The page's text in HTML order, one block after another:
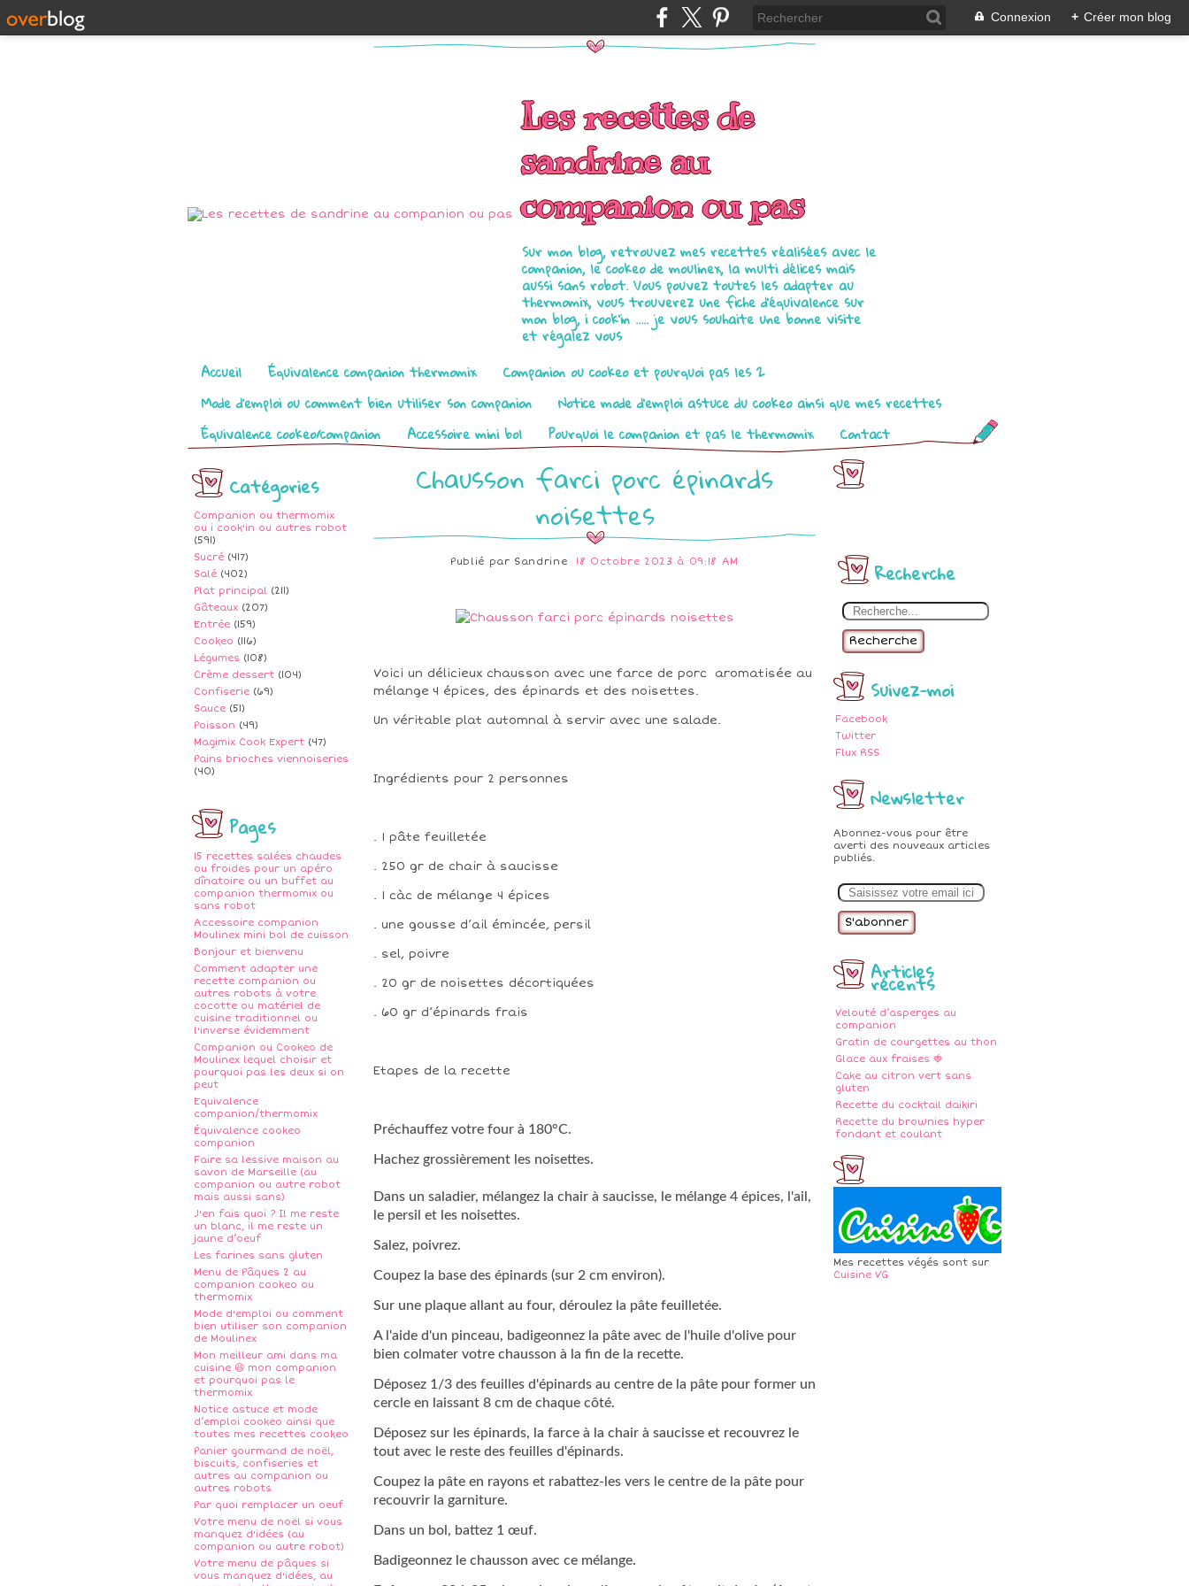
Connexion + Créer mon blog
Les recettes de
sandrine au
companion ou pas
Sur mon blog, retrouvez mes recettes réalisées avec le
companion, le cookeo de moulinex, la multi délices mais
aussi sans robot. Vous pouvez toutes les adapter au
thermomix, vous trouverez une fiche d'équivalence sur
mon blog, i cook'in ..... je vous souhaite une bonne visite
et régalez vous
Pages
Accueil Équivalence companion thermomix
Companion ou cookeo et pourquoi pas les 2
Mode d’emploi ou comment bien utiliser son companion
Notice mode d’emploi astuce du cookeo ainsi que mes recettes
Équivalence cookeo/companion
Accessoire mini bol Pourquoi le companion et pas le thermomix Contact
Catégories
Companion ou thermomix
ou i cook'in ou autres robot
(591)
Sucré (417)
Salé (402)
Plat principal (211)
Gâteaux (207)
Entrée (159)
Cookeo (116)
Légumes (108)
Crème dessert (104)
Confiserie (69)
Sauce (51)
Poisson (49)
Magimix Cook Expert (47)
Pains brioches viennoiseries
(40)
Pages
15 recettes salées chaudes
ou froides pour un apéro
dînatoire ou un buffet au
companion thermomix ou
sans robot
Accessoire companion
Moulinex mini bol de cuisson
Bonjour et bienvenu
Comment adapter une
recette companion ou
autres robots à votre
cocotte ou matériel de
cuisine traditionnel ou
l'inverse évidemment
Companion ou Cookeo de
Moulinex lequel choisir et
pourquoi pas les deux si on
peut
Equivalence
companion/thermomix
Équivalence cookeo
companion
Faire sa lessive maison au
savon de Marseille (au
companion ou autre robot
mais aussi sans)
J'en fais quoi ? Il me reste
un blanc, il me reste un
jaune d’oeuf
Les farines sans gluten
Menu de Pâques 2 au
companion cookeo ou
thermomix
Mode d'emploi ou comment
bien utiliser son companion
de Moulinex
Mon meilleur ami dans ma
cuisine 😆 mon companion
et pourquoi pas le
thermomix
Notice astuce et mode
d’emploi cookeo ainsi que
toutes mes recettes cookeo
Panier gourmand de noël,
biscuits, confiseries et
autres au companion ou
autres robots
Par quoi remplacer un oeuf
Votre menu de noël si vous
manquez d'idées (au
companion ou autre robot)
Votre menu de pâques si
vous manquez d'idées, au
Recherche
Recherche
Suivez-moi
Facebook
Twitter
Flux RSS
Newsletter
Abonnez-vous pour être
averti des nouveaux articles
publiés.
m
Articles
récents
Velouté d’asperges au
companion
Gratin de courgettes au thon
Glace aux fraises 🍓
Cake au citron vert sans
gluten
Recette du cocktail daikiri
Recette du brownies hyper
fondant et coulant
Mes recettes végés sont sur
Cuisine VG
Chausson farci porc épinards
noisettes
Publié par Sandrine 18 Octobre 2023 à 09:18 AM
Voici un délicieux chausson avec une farce de porc aromatisée au
mélange 4 épices, des épinards et des noisettes.
Un véritable plat automnal à servir avec une salade.
Ingrédients pour 2 personnes
. 1 pâte feuilletée
. 250 gr de chair à saucisse
. 1 càc de mélange 4 épices
. une gousse d’ail émincée, persil
. sel, poivre
. 20 gr de noisettes décortiquées
. 60 gr d’épinards frais
Etapes de la recette
Préchauffez votre four à 180°C.
Hachez grossièrement les noisettes.
Dans un saladier, mélangez la chair à saucisse, le mélange 4 épices, l'ail,
le persil et les noisettes.
Salez, poivrez.
Coupez la base des épinards (sur 2 cm environ).
Sur une plaque allant au four, déroulez la pâte feuilletée.
A l'aide d'un pinceau, badigeonnez la pâte avec de l'huile d'olive pour
bien colmater votre chausson à la fin de la recette.
Déposez 1/3 des feuilles d'épinards au centre de la pâte pour former un
cercle en laissant 8 cm de chaque côté.
Déposez sur les épinards, la farce à la chair à saucisse et recouvrez le
tout avec le reste des feuilles d'épinards.
Coupez la pâte en rayons et rabattez-les vers le centre de la pâte pour
recouvrir la garniture.
Dans un bol, battez 1 œuf.
Badigeonnez le chausson avec ce mélange.